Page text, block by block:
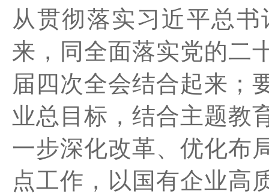
从贯彻落实习近平总
来，同全面落实党的二
届四次全会结合起来；
业总目标，结合主题教
一步深化改革、优化布
点工作，以国有企业高